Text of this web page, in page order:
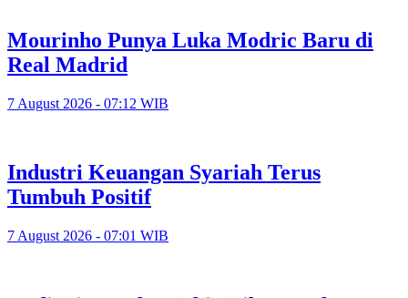
Mourinho Punya Luka Modric Baru di
Real Madrid
7 August 2026 - 07:12 WIB
Industri Keuangan Syariah Terus
Tumbuh Positif
7 August 2026 - 07:01 WIB